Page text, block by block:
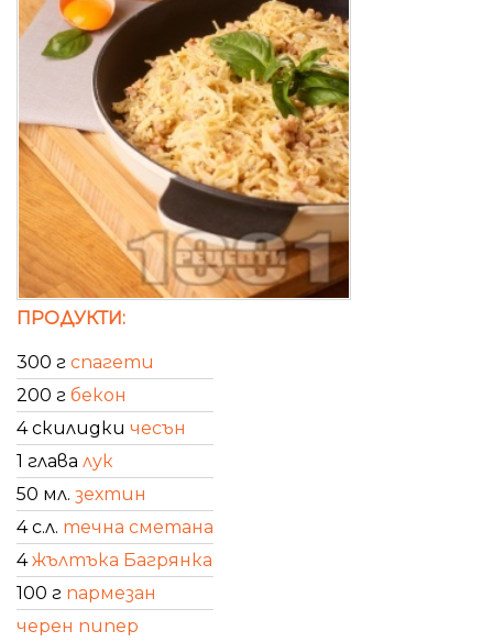
ПРОДУКТИ:
300 г спагети
200 г бекон
4 скилидки чесън
1 глава лук
50 мл. зехтин
4 с.л. течна сметана
4жълтъка Багрянка
100 г пармезан
черен пипер